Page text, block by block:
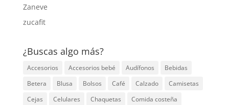
Zaneve
zucafit
¿Buscas algo más?
Accesorios Accesorios bebé Audífonos
Bebidas
Betera
Blusa Bolsos Café Calzado
Camisetas
Cejas
Celulares Chaquetas
Comida costeña